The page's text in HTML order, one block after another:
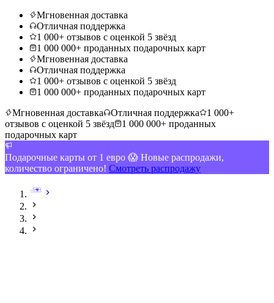
Мгновенная доставка
Отличная поддержка
1 000+ отзывов с оценкой 5 звёзд
1 000 000+ проданных подарочных карт
Мгновенная доставка
Отличная поддержка
1 000+ отзывов с оценкой 5 звёзд
1 000 000+ проданных подарочных карт
Мгновенная доставка
Отличная поддержка
1 000+
отзывов с оценкой 5 звёзд
1 000 000+ проданных
подарочных карт
Подарочные карты от 1 евро 😱 Новые распродажи,
количество ограничено! Смотреть распродажу